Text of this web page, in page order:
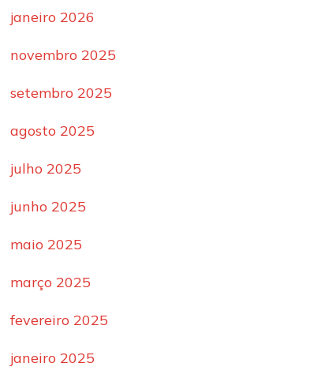
janeiro 2026
novembro 2025
setembro 2025
agosto 2025
julho 2025
junho 2025
maio 2025
março 2025
fevereiro 2025
janeiro 2025